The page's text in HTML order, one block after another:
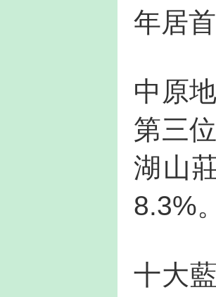
年居首
中原
第三
湖山
8.3%。
十大